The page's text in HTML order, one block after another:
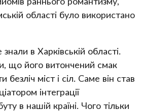
області було використано
в Харківській області.
що його витончений смак
безліч міст і сіл. Саме він став
інтеграції
в нашій країні. Чого тільки